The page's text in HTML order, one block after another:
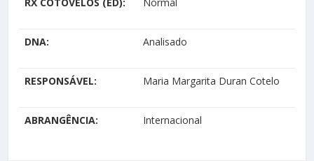
DNA: Analisado
RESPONSÁVEL: Maria Margarita Duran Cotelo
ABRANGÊNCIA: Internacional